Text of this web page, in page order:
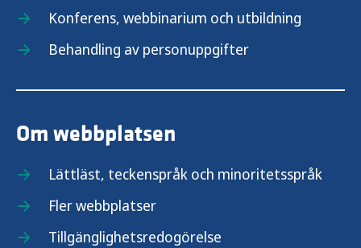
Konferens, webbinarium och utbildning
Behandling av personuppgifter
Om webbplatsen
Lättläst, teckenspråk och minoritetsspråk
Fler webbplatser
Tillgänglighetsredogörelse